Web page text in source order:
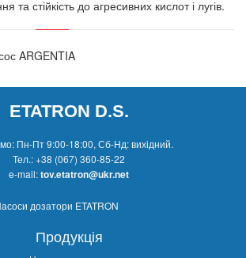
та стійкість до агресивних кислот і лугів.
ETATRON D.S.
Пн-Пт 9:00-18:00, Сб-Нд: вихідний.
Тел.:+38 (067) 360-85-22
e-mail:tov.etatron@ukr.net
дозатори ETATRON
Продукція